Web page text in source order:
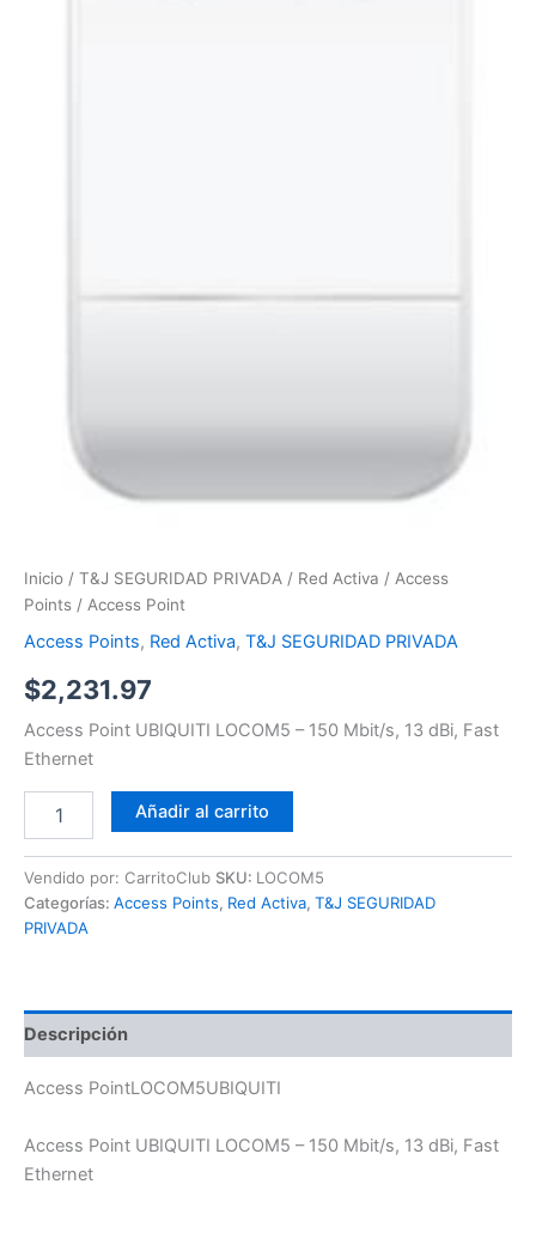
Inicio / T&J SEGURIDAD PRIVADA / Red Activa / Access
Points / Access Point
Access Points, Red Activa, T&J SEGURIDAD PRIVADA
$2,231.97
Access Point UBIQUITI LOCOM5 – 150 Mbit/s, 13 dBi, Fast
Ethernet
Añadir al carrito
Vendido por: CarritoClub SKU: LOCOM5
Categorías: Access Points, Red Activa, T&J SEGURIDAD
PRIVADA
Descripción
Access PointLOCOM5UBIQUITI
Access Point UBIQUITI LOCOM5 – 150 Mbit/s, 13 dBi, Fast
Ethernet